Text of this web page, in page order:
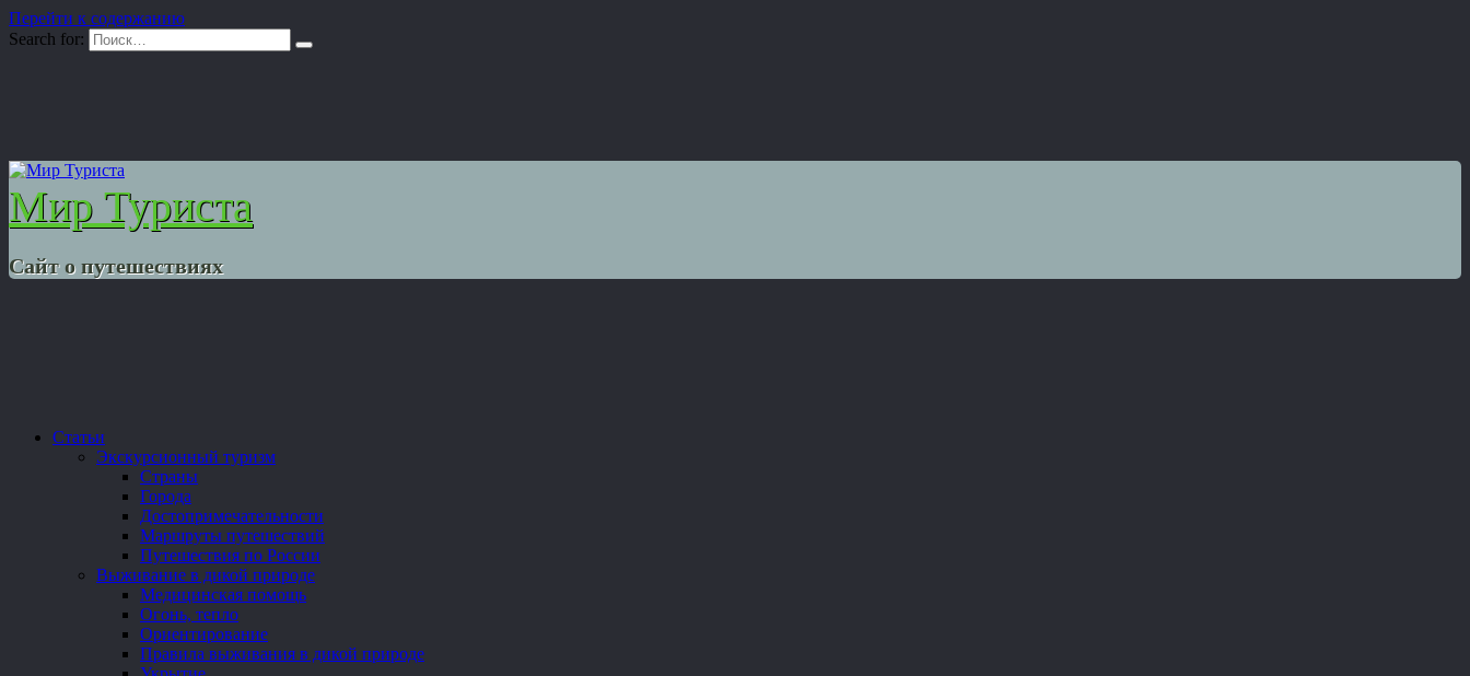
Перейти к содержанию
Search for:
Мир Туриста
Сайт о путешествиях
Статьи
Экскурсионный туризм
Страны
Города
Достопримечательности
Маршруты путешествий
Путешествия по России
Выживание в дикой природе
Медицинская помощь
Огонь, тепло
Ориентирование
Правила выживания в дикой природе